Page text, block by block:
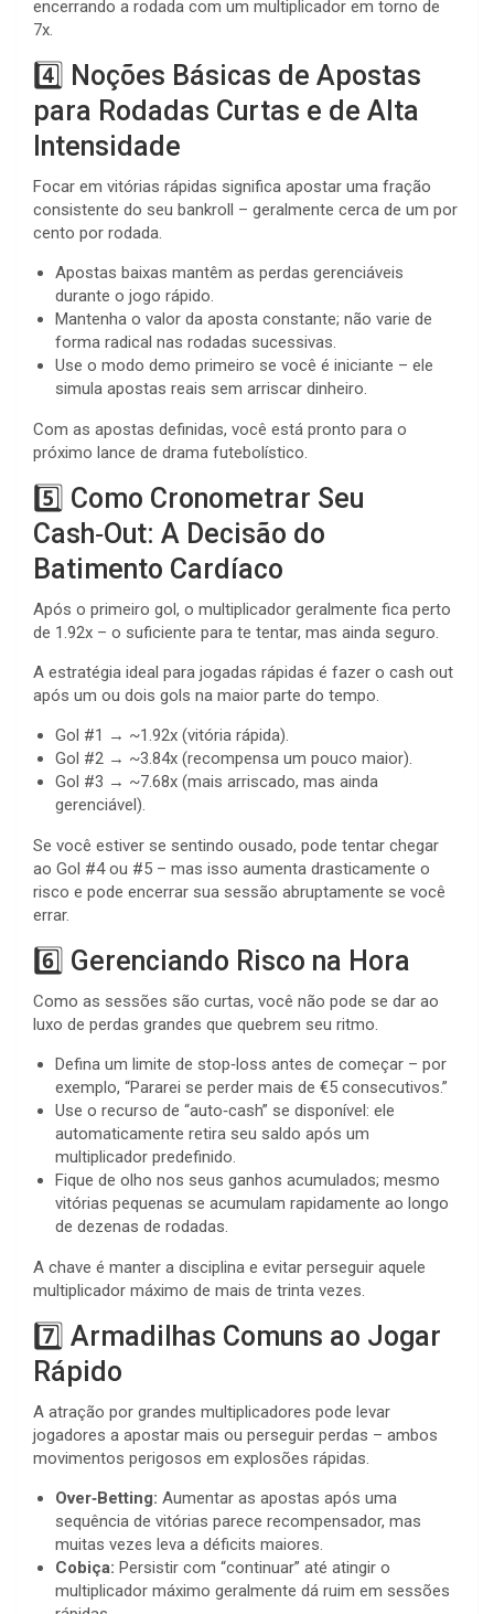
encerrando a rodada com um multiplicador em torno de
7x.
4️⃣ Noções Básicas de Apostas
para Rodadas Curtas e de Alta
Intensidade
Focar em vitórias rápidas significa apostar uma fração
consistente do seu bankroll – geralmente cerca de um por
cento por rodada.
Apostas baixas mantêm as perdas gerenciáveis
durante o jogo rápido.
Mantenha o valor da aposta constante; não varie de
forma radical nas rodadas sucessivas.
Use o modo demo primeiro se você é iniciante – ele
simula apostas reais sem arriscar dinheiro.
Com as apostas definidas, você está pronto para o
próximo lance de drama futebolístico.
5️⃣ Como Cronometrar Seu
Cash‑Out: A Decisão do
Batimento Cardíaco
Após o primeiro gol, o multiplicador geralmente fica perto
de 1.92x – o suficiente para te tentar, mas ainda seguro.
A estratégia ideal para jogadas rápidas é fazer o cash out
após um ou dois gols na maior parte do tempo.
Gol #1 → ~1.92x (vitória rápida).
Gol #2 → ~3.84x (recompensa um pouco maior).
Gol #3 → ~7.68x (mais arriscado, mas ainda
gerenciável).
Se você estiver se sentindo ousado, pode tentar chegar
ao Gol #4 ou #5 – mas isso aumenta drasticamente o
risco e pode encerrar sua sessão abruptamente se você
errar.
6️⃣ Gerenciando Risco na Hora
Como as sessões são curtas, você não pode se dar ao
luxo de perdas grandes que quebrem seu ritmo.
Defina um limite de stop‑loss antes de começar – por
exemplo, “Pararei se perder mais de €5 consecutivos.”
Use o recurso de “auto‑cash” se disponível: ele
automaticamente retira seu saldo após um
multiplicador predefinido.
Fique de olho nos seus ganhos acumulados; mesmo
vitórias pequenas se acumulam rapidamente ao longo
de dezenas de rodadas.
A chave é manter a disciplina e evitar perseguir aquele
multiplicador máximo de mais de trinta vezes.
7️⃣ Armadilhas Comuns ao Jogar
Rápido
A atração por grandes multiplicadores pode levar
jogadores a apostar mais ou perseguir perdas – ambos
movimentos perigosos em explosões rápidas.
Over‑Betting: Aumentar as apostas após uma
sequência de vitórias parece recompensador, mas
muitas vezes leva a déficits maiores.
Cobiça: Persistir com “continuar” até atingir o
multiplicador máximo geralmente dá ruim em sessões